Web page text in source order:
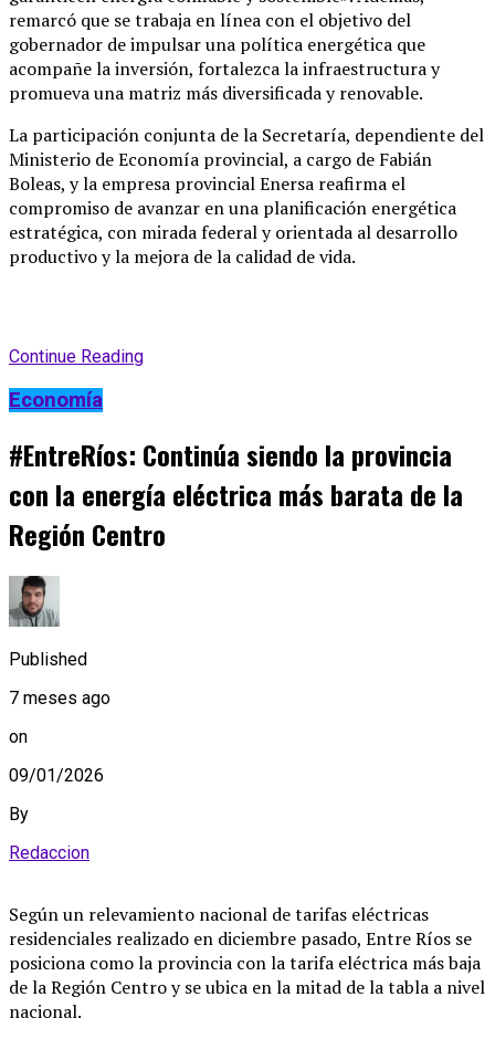
remarcó que se trabaja en línea con el objetivo del
gobernador de impulsar una política energética que
acompañe la inversión, fortalezca la infraestructura y
promueva una matriz más diversificada y renovable.
La participación conjunta de la Secretaría, dependiente del
Ministerio de Economía provincial, a cargo de Fabián
Boleas, y la empresa provincial Enersa reafirma el
compromiso de avanzar en una planificación energética
estratégica, con mirada federal y orientada al desarrollo
productivo y la mejora de la calidad de vida.
Continue Reading
Economía
#EntreRíos: Continúa siendo la provincia
con la energía eléctrica más barata de la
Región Centro
Published
7 meses ago
on
09/01/2026
By
Redaccion
Según un relevamiento nacional de tarifas eléctricas
residenciales realizado en diciembre pasado, Entre Ríos se
posiciona como la provincia con la tarifa eléctrica más baja
de la Región Centro y se ubica en la mitad de la tabla a nivel
nacional.